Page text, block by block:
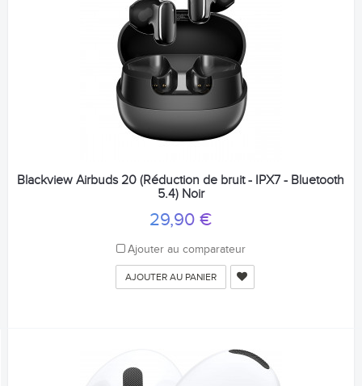
Blackview Airbuds 20 (Réduction de bruit - IPX7 - Bluetooth
5.4) Noir
29,90 €
Ajouter au comparateur
AJOUTER AU PANIER